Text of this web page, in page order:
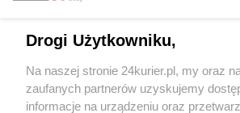
Staż - fajną przygodą
Tłumy na walnym SM "Chemik" w
[FILM] (akt. 3)
Drogi Użytkowniku,
Na naszej stronie 24kurier.pl, my oraz
zaufanych partnerów uzyskujemy
informacje na urządzeniu oraz